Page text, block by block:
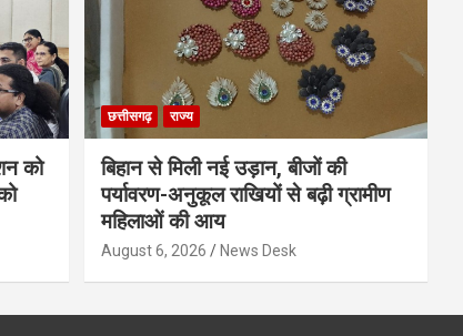
को
छत्तीसगढ़ राज्य
बिहान से मिली नई उड़ान, बीजों की
पर्यावरण-अनुकूल राखियों से बढ़ी ग्रामीण
महिलाओं की आय
August 6, 2026 News Desk